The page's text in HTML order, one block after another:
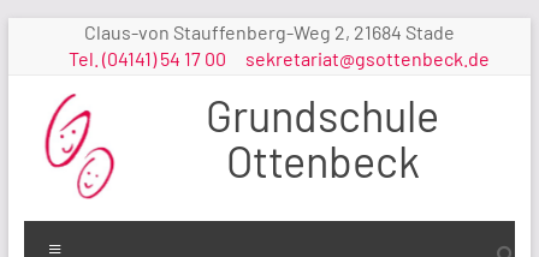
Claus-von Stauffenberg-Weg 2, 21684 Stade
Tel. (04141) 54 17 00
sekretariat@gsottenbeck.de
Grundschule
Ottenbeck